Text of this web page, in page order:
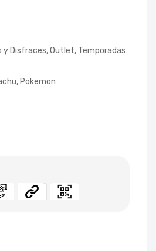
y Disfraces,Outlet, Temporadas
, Pokemon